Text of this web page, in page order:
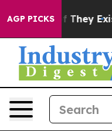
AGP PICKS
no Proof They Exist